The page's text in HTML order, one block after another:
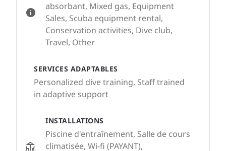
absorbant, Mixed gas, Equipment
Sales, Scuba equipment rental,
Conservation activities, Dive club,
Travel, Other
SERVICES ADAPTABLES
Personalized dive training, Staff trained
in adaptive support
INSTALLATIONS
Piscine d'entraînement, Salle de cours
climatisée, Wi-fi (PAYANT),